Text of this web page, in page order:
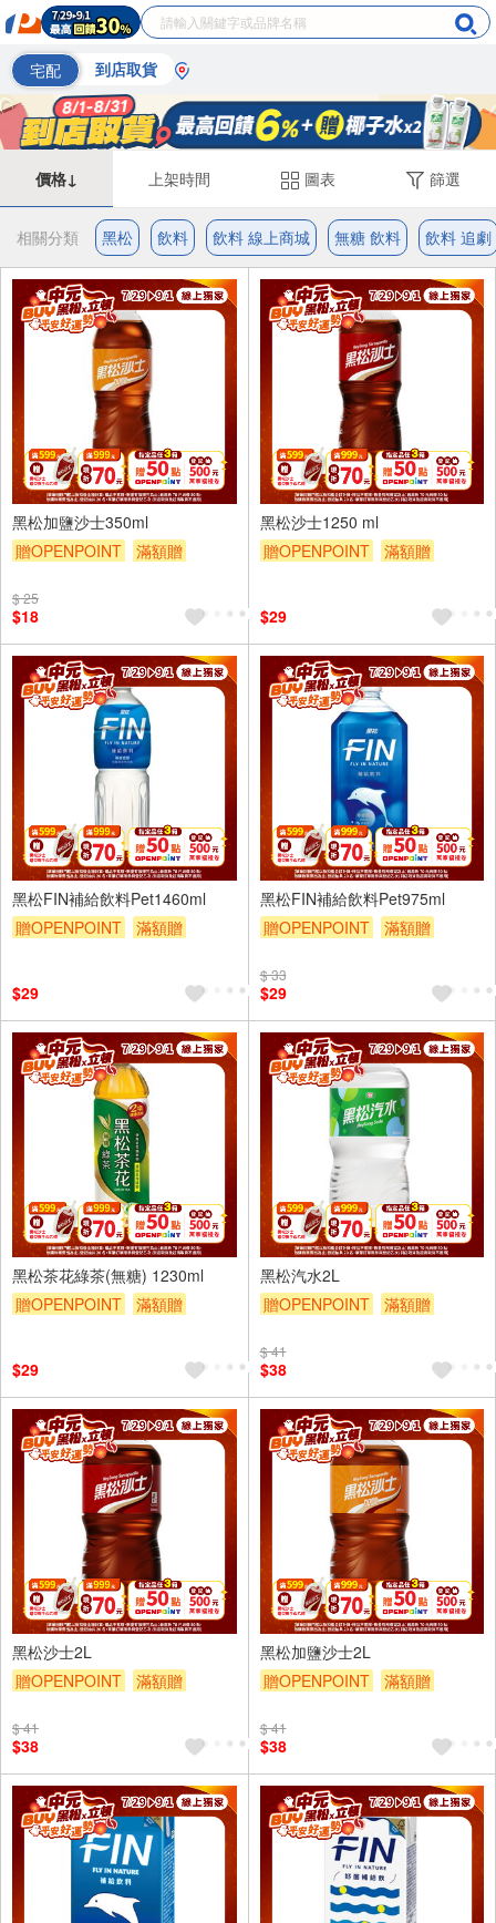
宅配 到店取貨
價格↓ 上架時間 圖表 篩選
相關分類 黑松 飲料 飲料 線上商城 無糖 飲料 飲料 追劇
黑松加鹽沙士350ml
贈OPENPOINT
滿額贈
$ 25
$18
黑松沙士1250 ml
贈OPENPOINT
滿額贈
$29
黑松FIN補給飲料Pet1460ml
贈OPENPOINT
滿額贈
$29
黑松FIN補給飲料Pet975ml
贈OPENPOINT
滿額贈
$ 33
$29
黑松茶花綠茶(無糖) 1230ml
贈OPENPOINT
滿額贈
$29
黑松汽水2L
贈OPENPOINT
滿額贈
$ 41
$38
黑松沙士2L
贈OPENPOINT
滿額贈
$ 41
$38
黑松加鹽沙士2L
贈OPENPOINT
滿額贈
$ 41
$38